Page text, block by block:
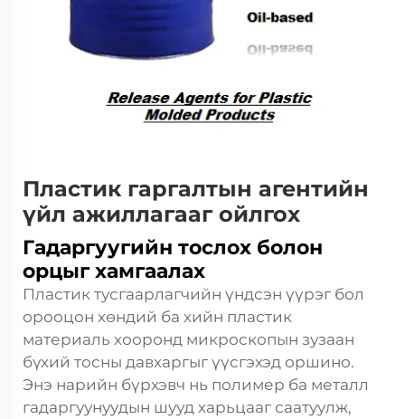
Пластик гаргалтын агентийн
үйл ажиллагааг ойлгох
Гадаргуугийн тослох болон
орцыг хамгаалах
Пластик тусгаарлагчийн үндсэн үүрэг бол
орооцон хөндий ба хийн пластик
материаль хооронд микроскопын зузаан
бүхий тосны давхаргыг үүсгэхэд оршино.
Энэ нарийн бүрхэвч нь полимер ба металл
гадаргуунуудын шууд харьцааг саатуулж,